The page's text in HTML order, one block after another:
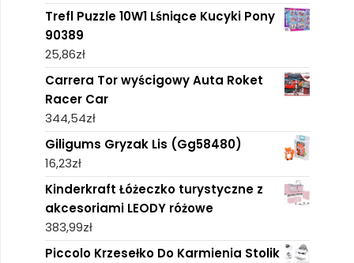
Trefl Puzzle 10W1 Lśniące Kucyki Pony
90389
25,86zł
Carrera Tor wyścigowy Auta Roket
Racer Car
344,54zł
Giligums Gryzak Lis (Gg58480)
16,23zł
Kinderkraft Łóżeczko turystyczne z
akcesoriami LEODY różowe
383,99zł
Piccolo Krzesełko Do Karmienia Stolik